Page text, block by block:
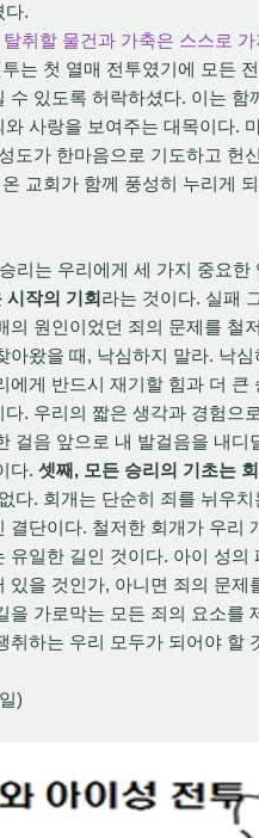
다.
취할 물건과 가축은 스스로
는 첫 열매 전투였기에 모든
수 있도록 허락하셨다. 이는
사랑을 보여주는 대목이다.
도가 한마음으로 기도하고 헌
교회가 함께 풍성히 누리게
리는 우리에게 세 가지 중요한
시작의 기회라는 것이다. 실패
의 원인이었던 죄의 문제를 철
아왔을 때, 낙심하지 말라. 낙
에게 반드시 재기할 힘과 더 큰
다. 우리의 짧은 생각과 경험으
걸음 앞으로 내 발걸음을 내
다. 셋째, 모든 승리의 기초는
다. 회개는 단순히 죄를 뉘우
결단이다. 철저한 회개가 우리
유일한 길인 것이다. 아이 성
있을 것인가, 아니면 죄의 문
을 가로막는 모든 죄의 요소를
취하는 우리 모두가 되어야 할
)